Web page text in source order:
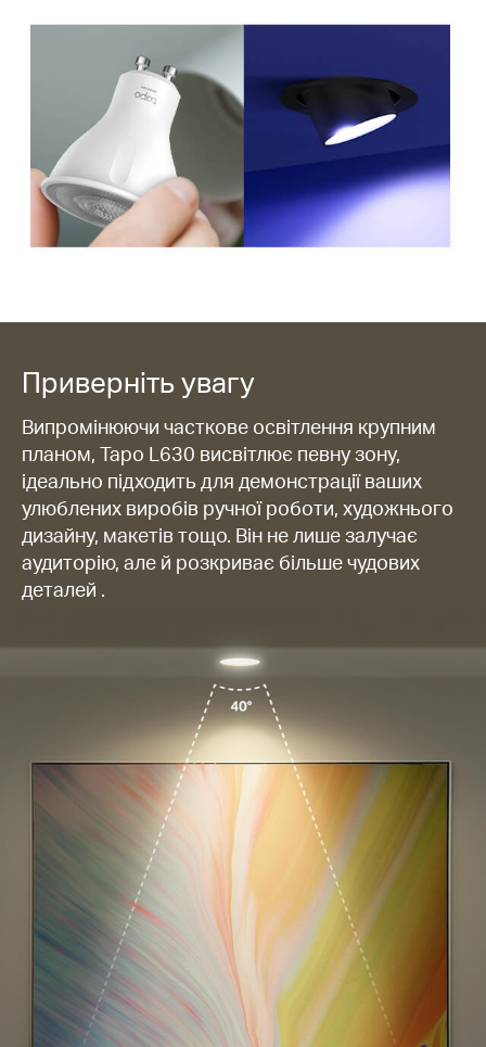
Приверніть увагу
Випромінюючи часткове освітлення крупним
планом, Tapo L630 висвітлює певну зону,
ідеально підходить для демонстрації ваших
улюблених виробів ручної роботи, художнього
дизайну, макетів тощо. Він не лише залучає
аудиторію, але й розкриває більше чудових
деталей .